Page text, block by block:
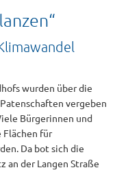
wurden über die
vergeben
Bürgerinnen und
Flächen für
Da bot sich die
an der Langen Straße